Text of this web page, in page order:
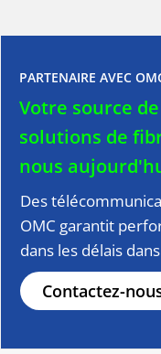
PARTENAIRE AVEC
Votre source
solutions de
nous
Des
OMC garantit
dans les délais
Contactez-